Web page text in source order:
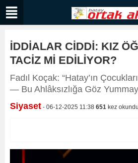
İDDİALAR CİDDİ: KIZ
TACİZ Mİ EDİLİYOR?
Fadıl Koçak: “Hatay’ın
— Bu Ahlâksızlığa Göz
Siyaset - 06-12-2025 11:38 651 kez